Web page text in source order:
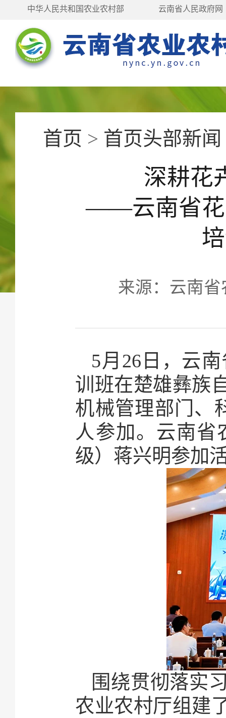
中华人民共和国农业农村部 云南省人民政府网
首页 > 首页头部新闻
深耕花
——云南省花
来源：云南
5月26日，云
训班在楚雄彝族
机械管理部门、
人参加。云南省
级）蒋兴明参加
围绕贯彻落实
农业农村厅组建